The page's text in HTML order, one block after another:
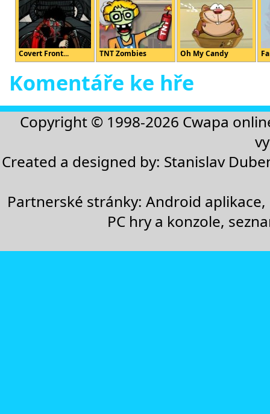
Covert Front... TNT Zombies Oh My Candy
Komentáře ke hře
Copyright © 1998-2026 Cwapa
Created a designed by: Stanislav
Partnerské stránky:Android aplikace,
PC hry a konzole,